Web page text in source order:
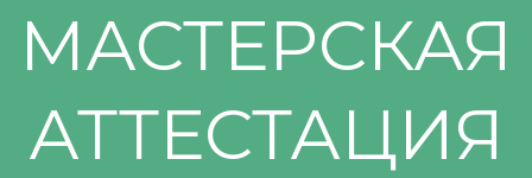
МАСТЕРСКАЯ
АТТЕСТАЦИЯ